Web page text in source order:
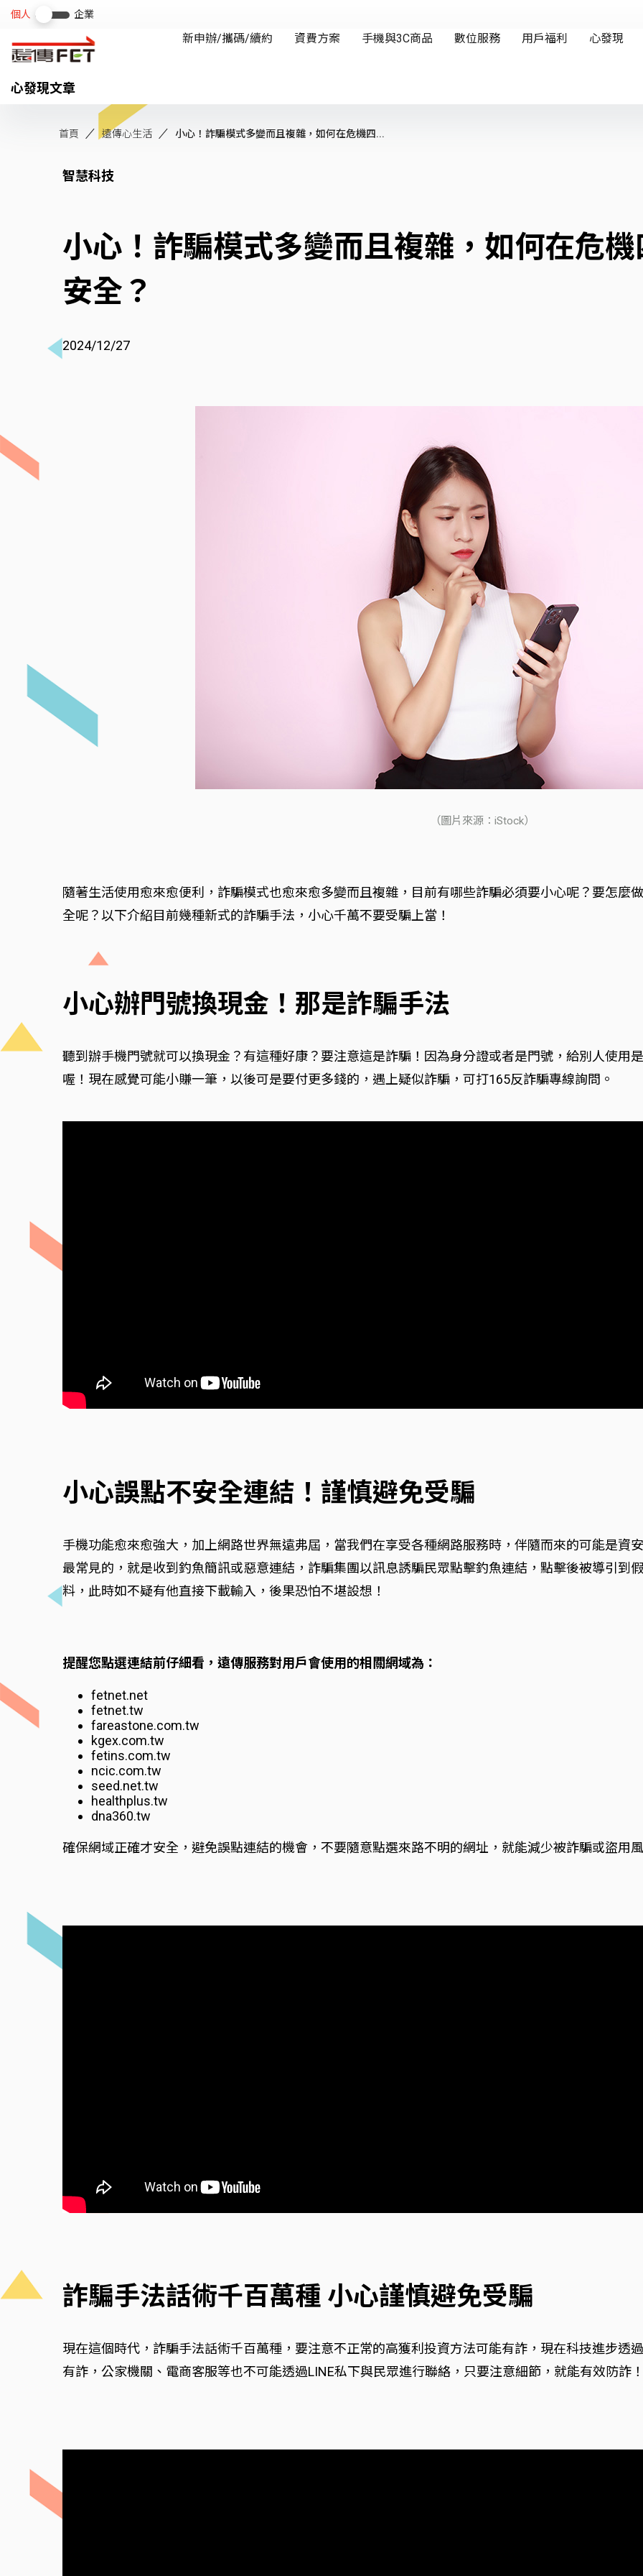
心發現文章
首頁 遠傳心生活 小心！詐騙模式多變而且複雜，如何在危機四...
智慧科技
小心！詐騙模式多變而且複雜，如何在危
安全？
2024/12/27
（圖片來源：iStock）
隨著生活使用愈來愈便利，詐騙模式也愈來愈多變而且複雜，目前有哪些詐騙必須要小心呢？要怎麼
全呢？以下介紹目前幾種新式的詐騙手法，小心千萬不要受騙上當！
小心辦門號換現金！那是詐騙手法
聽到辦手機門號就可以換現金？有這種好康？要注意這是詐騙！因為身分證或者是門號，給別人使用
喔！現在感覺可能小賺一筆，以後可是要付更多錢的，遇上疑似詐騙，可打165反詐騙專線詢問。
小心誤點不安全連結！謹慎避免受騙
手機功能愈來愈強大，加上網路世界無遠弗屆，當我們在享受各種網路服務時，伴隨而來的可能是資
最常見的，就是收到釣魚簡訊或惡意連結，詐騙集團以訊息誘騙民眾點擊釣魚連結，點擊後被導引到
料，此時如不疑有他直接下載輸入，後果恐怕不堪設想！
提醒您點選連結前仔細看，遠傳服務對用戶會使用的相關網域為：
fetnet.net
fetnet.tw
fareastone.com.tw
kgex.com.tw
fetins.com.tw
ncic.com.tw
seed.net.tw
healthplus.tw
dna360.tw
確保網域正確才安全，避免誤點連結的機會，不要隨意點選來路不明的網址，就能減少被詐騙或盜用
詐騙手法話術千百萬種 小心謹慎避免受騙
現在這個時代，詐騙手法話術千百萬種，要注意不正常的高獲利投資方法可能有詐，現在科技進步透
有詐，公家機關、電商客服等也不可能透過LINE私下與民眾進行聯絡，只要注意細節，就能有效防詐